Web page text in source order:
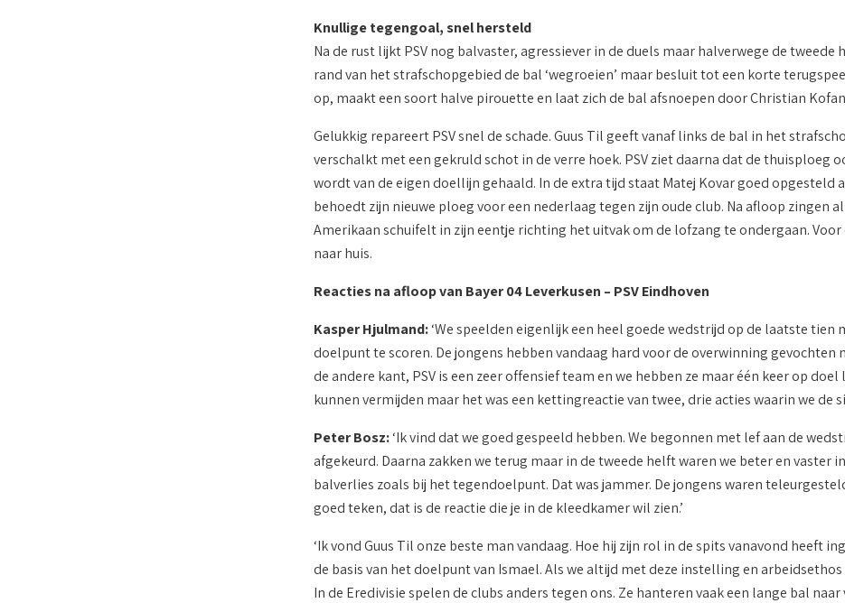
Knullige tegengoal, snel hersteld
Na de rust lijkt PSV nog balvaster, agressiever in de duels maar halverwege de
rand van het strafschopgebied de bal ‘wegroeien’ maar besluit tot een korte
op, maakt een soort halve pirouette en laat zich de bal afsnoepen door Christian
Gelukkig repareert PSV snel de schade. Guus Til geeft vanaf links de bal in het
verschalkt met een gekruld schot in de verre hoek. PSV ziet daarna dat de thuisploeg
wordt van de eigen doellijn gehaald. In de extra tijd staat Matej Kovar goed opgesteld
behoedt zijn nieuwe ploeg voor een nederlaag tegen zijn oude club. Na afloop zingen
Amerikaan schuifelt in zijn eentje richting het uitvak om de lofzang te ondergaan.
naar huis.
Reacties na afloop van Bayer 04 Leverkusen – PSV Eindhoven
Kasper Hjulmand:‘We speelden eigenlijk een heel goede wedstrijd op de laatste tien
doelpunt te scoren. De jongens hebben vandaag hard voor de overwinning
de andere kant, PSV is een zeer offensief team en we hebben ze maar één keer op
kunnen vermijden maar het was een kettingreactie van twee, drie acties waarin we de
Peter Bosz:‘Ik vind dat we goed gespeeld hebben. We begonnen met lef aan de
afgekeurd. Daarna zakken we terug maar in de tweede helft waren we beter en vaster
balverlies zoals bij het tegendoelpunt. Dat was jammer. De jongens waren
goed teken, dat is de reactie die je in de kleedkamer wil zien.’
‘Ik vond Guus Til onze beste man vandaag. Hoe hij zijn rol in de spits vanavond heeft
de basis van het doelpunt van Ismael. Als we altijd met deze instelling en
In de Eredivisie spelen de clubs anders tegen ons. Ze hanteren vaak een lange bal